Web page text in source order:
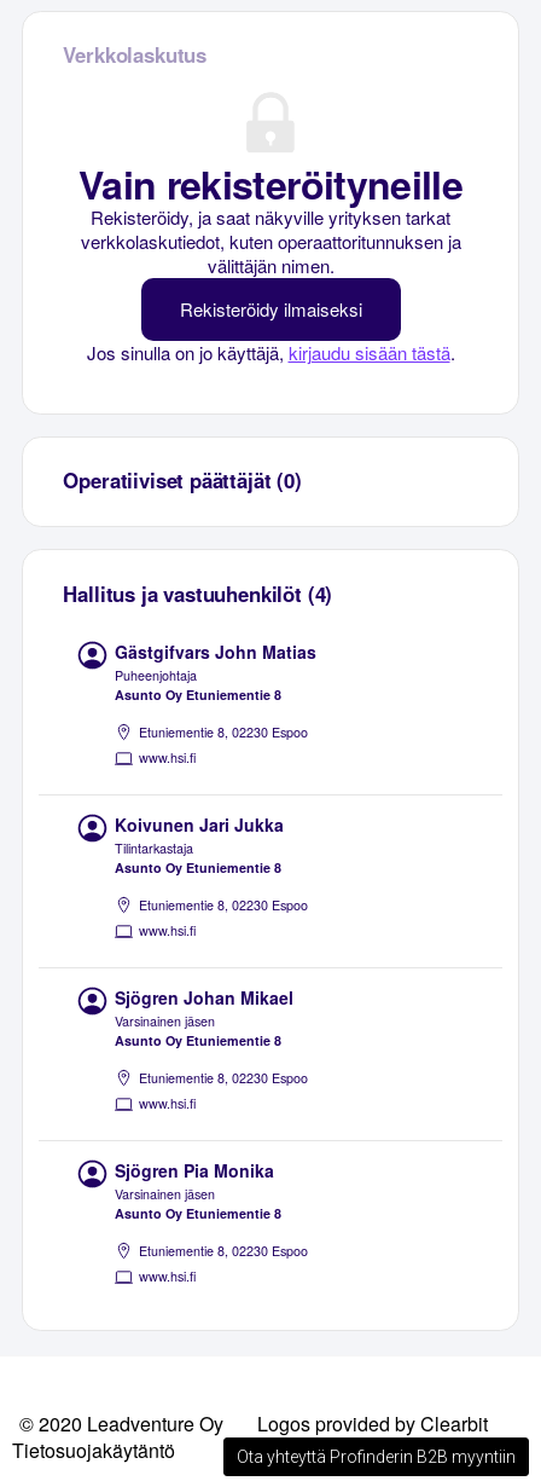
Verkkolaskutus
Vain rekisteröityneille
Rekisteröidy, ja saat näkyville yrityksen tarkat
verkkolaskutiedot, kuten operaattoritunnuksen ja
välittäjän nimen.
Rekisteröidy ilmaiseksi
Jos sinulla on jo käyttäjä, kirjaudu sisään tästä.
Operatiiviset päättäjät (0)
Hallitus ja vastuuhenkilöt (4)
Gästgifvars John Matias
Puheenjohtaja
Asunto Oy Etuniementie 8
Etuniementie 8, 02230 Espoo
www.hsi.fi
Koivunen Jari Jukka
Tilintarkastaja
Asunto Oy Etuniementie 8
Etuniementie 8, 02230 Espoo
www.hsi.fi
Sjögren Johan Mikael
Varsinainen jäsen
Asunto Oy Etuniementie 8
Etuniementie 8, 02230 Espoo
www.hsi.fi
Sjögren Pia Monika
Varsinainen jäsen
Asunto Oy Etuniementie 8
Etuniementie 8, 02230 Espoo
www.hsi.fi
© 2020 Leadventure Oy
Logos provided by Clearbit
Tietosuojakäytäntö
Ota yhteyttä Profinderin B2B myyntiin